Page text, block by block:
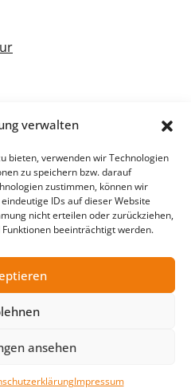
verwalten
bieten, verwenden wir Technologien
zu speichern bzw. darauf
zustimmen, können wir
IDs auf dieser Website
nicht erteilen oder zurückziehen,
beeinträchtigt werden.
ansehen
Impressum